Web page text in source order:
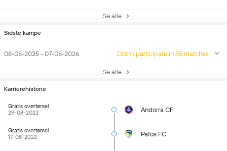
Se alle
Sidste kampe
08-08-2025 - 07-08-2026 Didn't participate in 55 matches
Se alle
Karrierehistorie
Gratis overførsel
29-08-2023
Andorra CF
Gratis overførsel
17-08-2022
Pafos FC